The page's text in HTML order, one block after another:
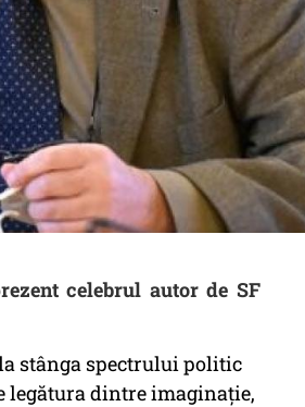
celebrul autor de SF
stânga spectrului politic
legătura dintre imaginație,